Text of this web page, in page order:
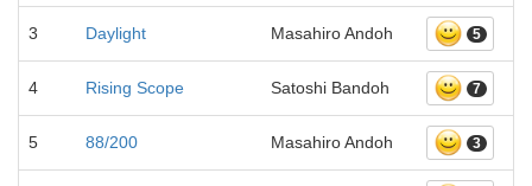
3 Daylight Masahiro Andoh 5
4 Rising Scope Satoshi Bandoh 7
5 88/200 Masahiro Andoh 3